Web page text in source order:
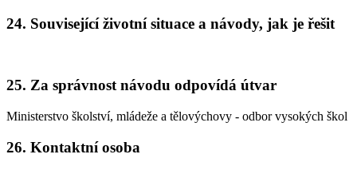
24. Související životní situace a návody, jak je řešit
25. Za správnost návodu odpovídá útvar
Ministerstvo školství, mládeže a tělovýchovy - odbor vysokých škol
26. Kontaktní osoba